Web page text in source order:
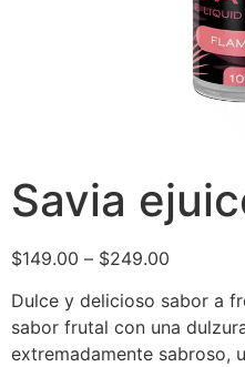
Savia
$149.00 – $249.00
Dulce y delicioso sabor a
sabor frutal con una
extremadamente sabroso,